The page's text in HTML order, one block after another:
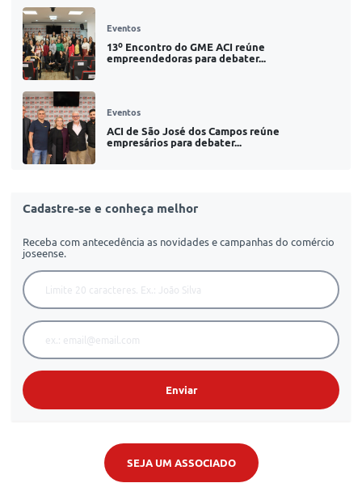
Eventos
13º Encontro do GME ACI reúne
empreendedoras para debater...
Eventos
ACI de São José dos Campos reúne
empresários para debater...
Cadastre-se e conheça melhor
Receba com antecedência as novidades e campanhas do comércio
joseense.
Enviar
SEJA UM ASSOCIADO